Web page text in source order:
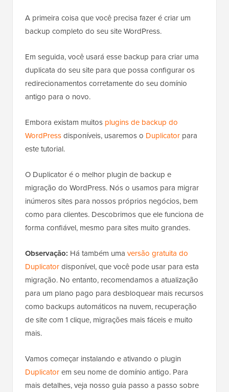
A primeira coisa que você precisa fazer é criar um
backup completo do seu site WordPress.
Em seguida, você usará esse backup para criar uma
duplicata do seu site para que possa configurar os
redirecionamentos corretamente do seu domínio
antigo para o novo.
Embora existam muitos plugins de backup do
WordPressdisponíveis, usaremos o Duplicator para
este tutorial.
O Duplicator é o melhor plugin de backup e
migração do WordPress. Nós o usamos para migrar
inúmeros sites para nossos próprios negócios, bem
como para clientes. Descobrimos que ele funciona de
forma confiável, mesmo para sites muito grandes.
Observação: Há também uma versão gratuita do
Duplicatordisponível, que você pode usar para esta
migração. No entanto, recomendamos a atualização
para um plano pago para desbloquear mais recursos
como backups automáticos na nuvem, recuperação
de site com 1 clique, migrações mais fáceis e muito
mais.
Vamos começar instalando e ativando o plugin
Duplicatorem seu nome de domínio antigo. Para
mais detalhes, veja nosso guia passo a passo sobre